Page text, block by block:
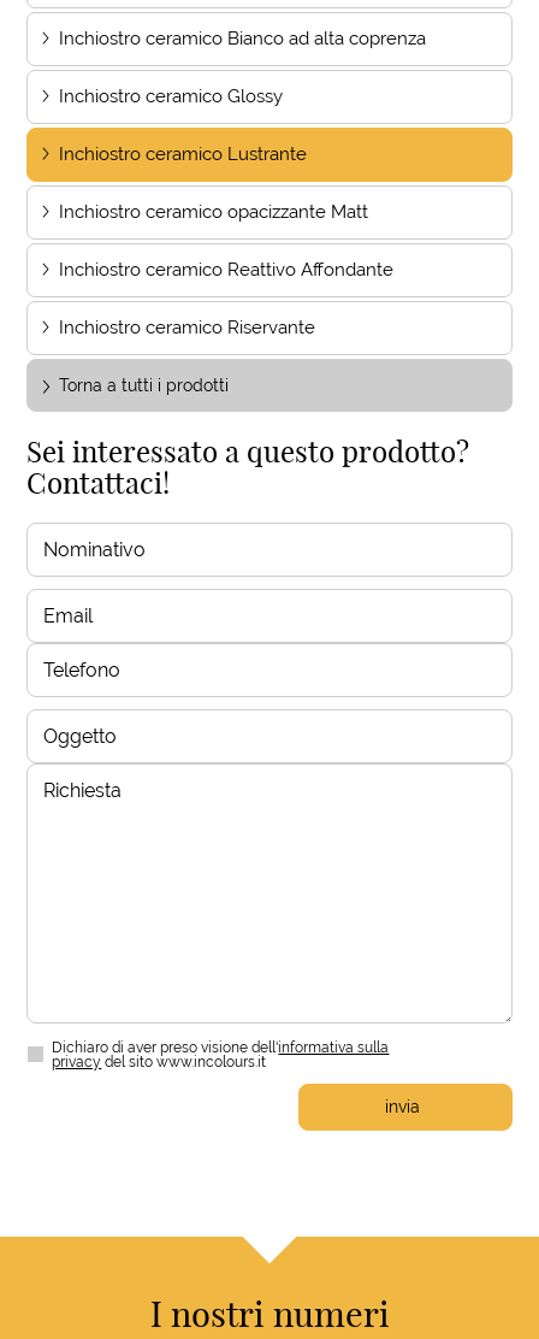
Inchiostro ceramico Bianco ad alta coprenza
Inchiostro ceramico Glossy
Inchiostro ceramico Lustrante
Inchiostro ceramico opacizzante Matt
Inchiostro ceramico Reattivo Affondante
Inchiostro ceramico Riservante
Torna a tutti i prodotti
Sei interessato a questo prodotto?
Contattaci!
Dichiaro di aver preso visione dell'informativa sulla
privacy del sito www.incolours.it
invia
I nostri numeri